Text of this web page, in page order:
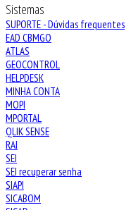
Sistemas
SUPORTE - Dúvidas frequentes
EAD CBMGO
ATLAS
GEOCONTROL
HELPDESK
MINHA CONTA
MOPI
MPORTAL
QLIK SENSE
RAI
SEI
SEI recuperar senha
SIAPI
SICABOM